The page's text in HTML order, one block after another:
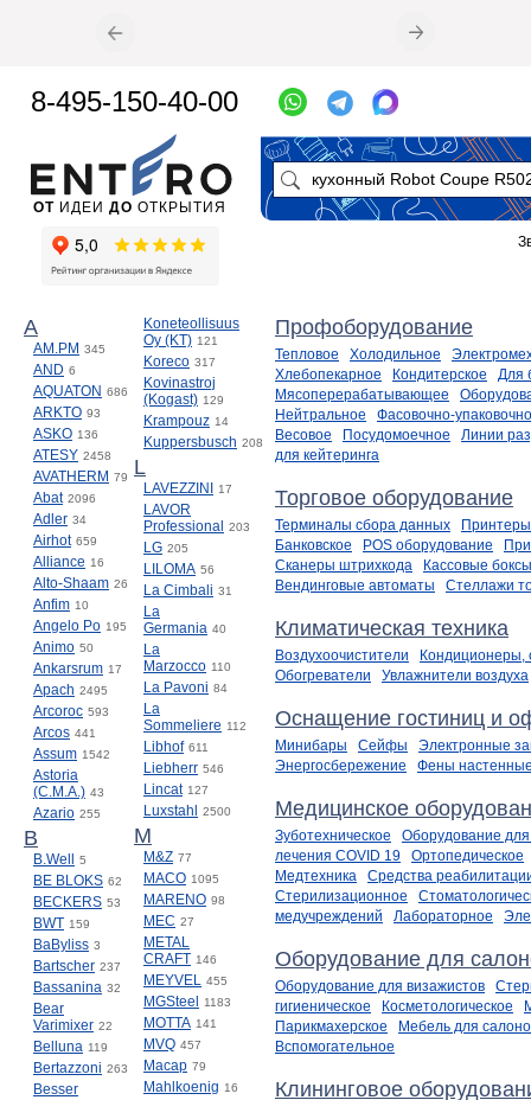
A
AM.PM 345
AND 6
AQUATON 686
ARKTO 93
ASKO 136
ATESY 2458
AVATHERM 79
Abat 2096
Adler 34
Airhot 659
Alliance 16
Alto-Shaam 26
Anfim 10
Angelo Po 195
Animo 50
Ankarsrum 17
Apach 2495
Arcoroc 593
Arcos 441
Assum 1542
Astoria
(C.M.A.) 43
Azario 255
B
B.Well 5
BE BLOKS 62
BECKERS 53
BWT 159
BaByliss 3
Bartscher 237
Bassanina 32
Bear
Varimixer 22
Belluna 119
Bertazzoni 263
Besser
Koneteollisuus
Oy (KT) 121
Koreco 317
Kovinastroj
(Kogast) 129
Krampouz 14
Kuppersbusch 208
L
LAVEZZINI 17
LAVOR
Professional
203
LG 205
LILOMA 56
La Cimbali 31
La
Germania 40
La
Marzocco 110
La Pavoni 84
La
Sommeliere 112
Libhof 611
Liebherr 546
Lincat 127
Luxstahl 2500
M
M&Z 77
MACO 1095
MARENO 98
MEC 27
METAL
CRAFT 146
MEYVEL 455
MGSteel 1183
MOTTA 141
MVQ 457
Macap 79
Mahlkoenig 16
Профоборудование
Тепловое Холодильное
Хлебопекарное
Кондитерское
Для
Мясоперерабатывающее
Нейтральное
Фасовочно-
Весовое
Посудомоечное
Линии
для кейтеринга
Торговое оборудование
Терминалы сбора данных
Принтеры
Банковское
POS оборудование
Сканеры штрихкода
Кассовые боксы
Вендинговые автоматы
Стеллажи
Климатическая техника
Воздухоочистители
Кондиционеры,
Обогреватели
Увлажнители воздуха
Оснащение гостиниц и
Минибары Сейфы
Электронные
Энергосбережение
Фены
Медицинское
Зуботехническое
Оборудование
лечения COVID 19
Ортопедическое
Медтехника
Средства
Стерилизационное
медучреждений
Лабораторное
Оборудование для
Оборудование для визажистов
гигиеническое
Косметологическое
Парикмахерское
Мебель для
Вспомогательное
Клининговое
ОТ ИДЕИ ДО ОТКРЫТИЯ
8-495-150-40-00